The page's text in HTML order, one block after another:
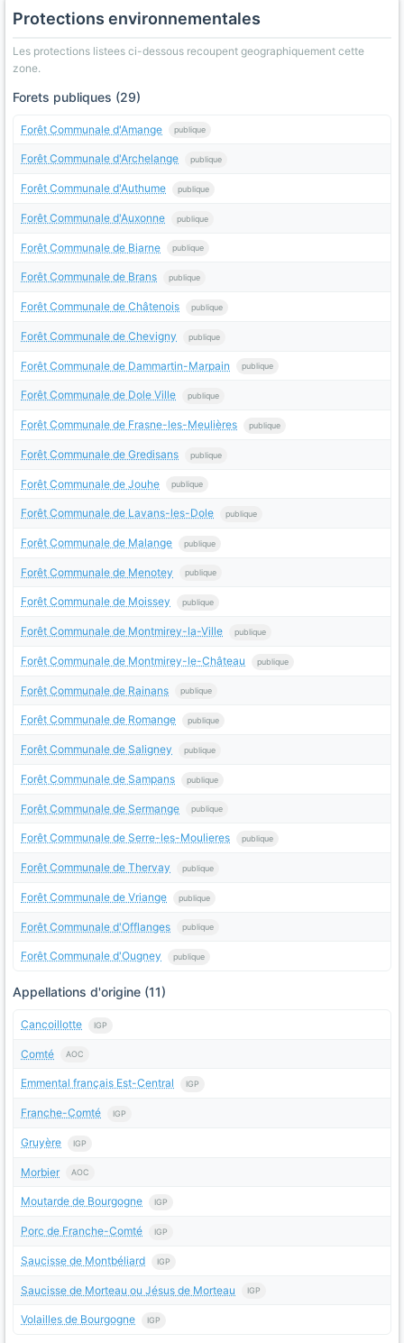
Protections environnementales
Les protections listees ci-dessous recoupent geographiquement cette
zone.
Forets publiques (29)
Forêt Communale d'Amange publique
Forêt Communale d'Archelange publique
Forêt Communale d'Authume publique
Forêt Communale d'Auxonne publique
Forêt Communale de Biarne publique
Forêt Communale de Brans publique
Forêt Communale de Châtenois publique
Forêt Communale de Chevigny publique
Forêt Communale de Dammartin-Marpain publique
Forêt Communale de Dole Ville publique
Forêt Communale de Frasne-les-Meulières publique
Forêt Communale de Gredisans publique
Forêt Communale de Jouhe publique
Forêt Communale de Lavans-les-Dole publique
Forêt Communale de Malange publique
Forêt Communale de Menotey publique
Forêt Communale de Moissey publique
Forêt Communale de Montmirey-la-Ville publique
Forêt Communale de Montmirey-le-Château publique
Forêt Communale de Rainans publique
Forêt Communale de Romange publique
Forêt Communale de Saligney publique
Forêt Communale de Sampans publique
Forêt Communale de Sermange publique
Forêt Communale de Serre-les-Moulieres publique
Forêt Communale de Thervay publique
Forêt Communale de Vriange publique
Forêt Communale d'Offlanges publique
Forêt Communale d'Ougney publique
Appellations d'origine (11)
Cancoillotte IGP
Comté AOC
Emmental français Est-Central IGP
Franche-Comté IGP
Gruyère IGP
Morbier AOC
Moutarde de Bourgogne IGP
Porc de Franche-Comté IGP
Saucisse de Montbéliard IGP
Saucisse de Morteau ou Jésus de Morteau IGP
Volailles de Bourgogne IGP